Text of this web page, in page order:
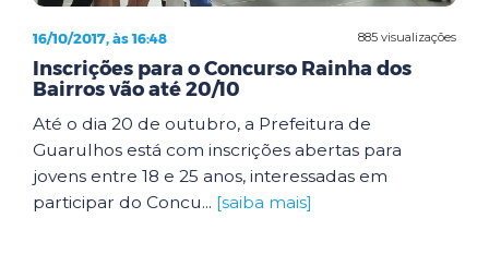
885 visualizações
16/10/2017, às 16:48
Inscrições para o Concurso Rainha dos
Bairros vão até 20/10
Até o dia 20 de outubro, a Prefeitura de
Guarulhos está com inscrições abertas para
jovens entre 18 e 25 anos, interessadas em
participar do Concu... [saiba mais]